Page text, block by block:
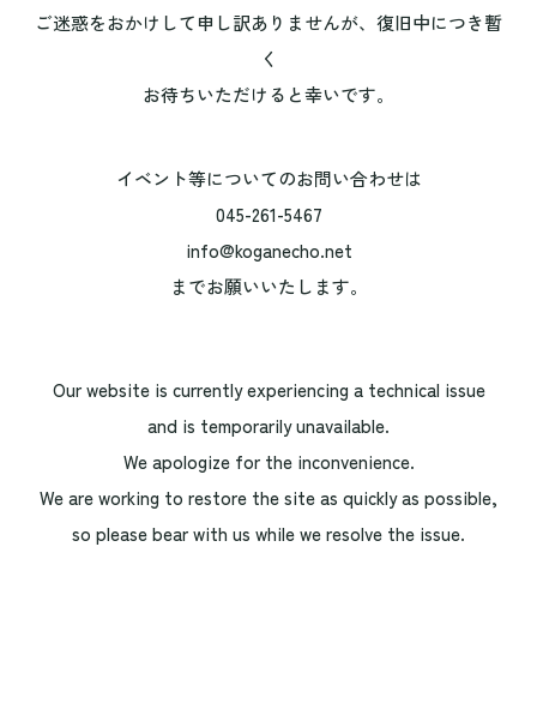
ご迷惑をおかけして申し訳ありませんが、復旧中につき暫
く
お待ちいただけると幸いです。
イベント等についてのお問い合わせは
045-261-5467
info@koganecho.net
までお願いいたします。
Our website is currently experiencing a technical issue
and is temporarily unavailable.
We apologize for the inconvenience.
We are working to restore the site as quickly as possible,
so please bear with us while we resolve the issue.